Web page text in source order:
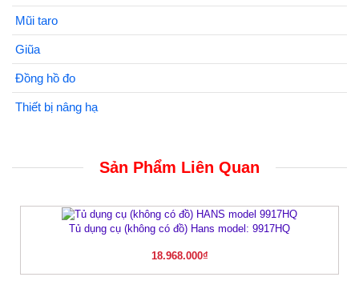
Mũi taro
Giũa
Đồng hồ đo
Thiết bị nâng hạ
Sản Phẩm Liên Quan
Tủ dụng cụ (không có đồ) Hans model: 9917HQ
18.968.000₫